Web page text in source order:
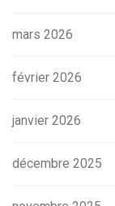
mars 2026
février 2026
janvier 2026
décembre 2025